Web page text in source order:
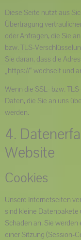
Diese Seite nutzt aus
Übertragung
oder Anfragen, die Sie
bzw. TLS-
Sie daran, dass die
„https://“ wechselt und
Wenn die SSL- bzw.
Daten, die Sie an uns
werden.
4.
Website
Cookies
Unsere Internetseiten
sind kleine Datenpakete
Schaden an. Sie
einer Sitzung (Session-